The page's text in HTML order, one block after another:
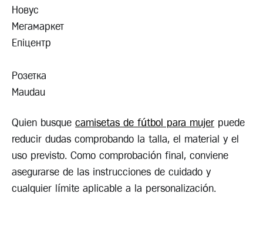
Новус
Мегамаркет
Епіцентр
Розетка
Maudau
Quien busque camisetas de fútbol para mujer puede
reducir dudas comprobando la talla, el material y el
uso previsto. Como comprobación final, conviene
asegurarse de las instrucciones de cuidado y
cualquier límite aplicable a la personalización.